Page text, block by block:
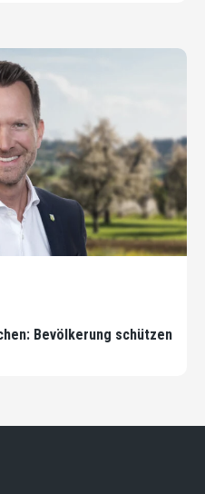
Bevölkerung schützen